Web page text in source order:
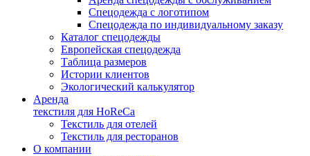
Спецодежда с логотипом
Спецодежда по индивидуальному заказу
Каталог спецодежды
Европейская спецодежда
Таблица размеров
Истории клиентов
Экологический калькулятор
Аренда
текстиля для HoReCa
Текстиль для отелей
Текстиль для ресторанов
О компании